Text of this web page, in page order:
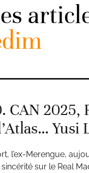
CAN 2025,
l’ex-Merengue,
sur le Real